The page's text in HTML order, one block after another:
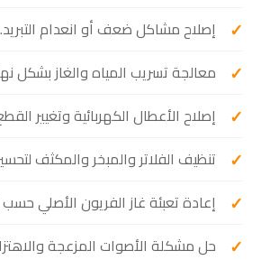
إصلاح مشاكل ضعف أو انعدام التبريد.
معالجة تسريب المياه والغاز بشكل
إصلاح الأعطال الكهربائية وتغيير
تنظيف الفلاتر والمبخر والمكثف
إعادة تعبئة غاز الفريون الأصلي
حل مشكلة الأصوات المزعجة